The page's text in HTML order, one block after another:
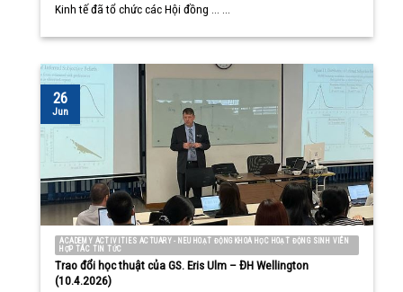
Kinh tế đã tổ chức các Hội đồng ... ...
ACADEMY ACTIVITIES ACTUARY - NEU HOẠT ĐỘNG KHOA HỌC HOẠT ĐỘNG SINH VIÊN
HỢP TÁC TIN TỨC
Trao đổi học thuật của GS. Eris Ulm – ĐH Wellington
(10.4.2026)
26
Jun